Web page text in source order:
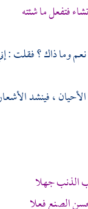
فتفعل ما شئته
وما ذاك ؟ فقلت :
، فينشد
الذنب جهلا